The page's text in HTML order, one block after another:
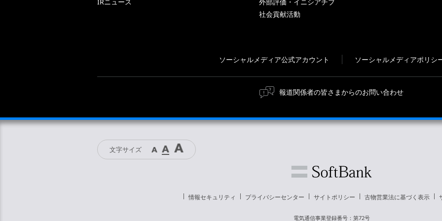
社会貢献活動
ソーシャルメディア公式アカウント ソーシャルメディアポリシ
報道関係者の皆さまからのお問い合わせ
文字サイズ
情報セキュリティ プライバシーセンター サイトポリシー 古物営業法に基づく表示
電気通信事業登録番号：第72号